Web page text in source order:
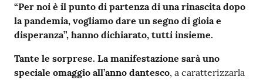
“Per noi è il punto di partenza di una rinascita dopo
la pandemia, vogliamo dare un segno di gioia e
disperanza”, hanno dichiarato, tutti insieme.
Tante le sorprese. La manifestazione sarà uno
speciale omaggio all’anno dantesco, a caratterizzarla